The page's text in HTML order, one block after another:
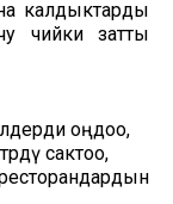
калдыктарды
чийки затты
оңдоо,
сактоо,